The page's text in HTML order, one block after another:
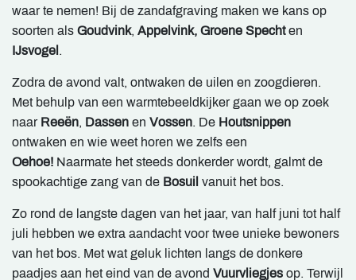
waar te nemen! Bij de zandafgraving maken we kans op
soorten als Goudvink, Appelvink, Groene Spechten
IJsvogel .
Zodra de avond valt, ontwaken de uilen en zoogdieren.
Met behulp van een warmtebeeldkijker gaan we op zoek
naar Reeën, Dassen en Vossen. De Houtsnippen
ontwaken en wie weet horen we zelfs een
Oehoe! Naarmate het steeds donkerder wordt, galmt de
spookachtige zang van de Bosuil vanuit het bos.
Zo rond de langste dagen van het jaar, van half juni tot half
juli hebben we extra aandacht voor twee unieke bewoners
van het bos. Met wat geluk lichten langs de donkere
paadjes aan het eind van de avond Vuurvliegjes op. Terwijl